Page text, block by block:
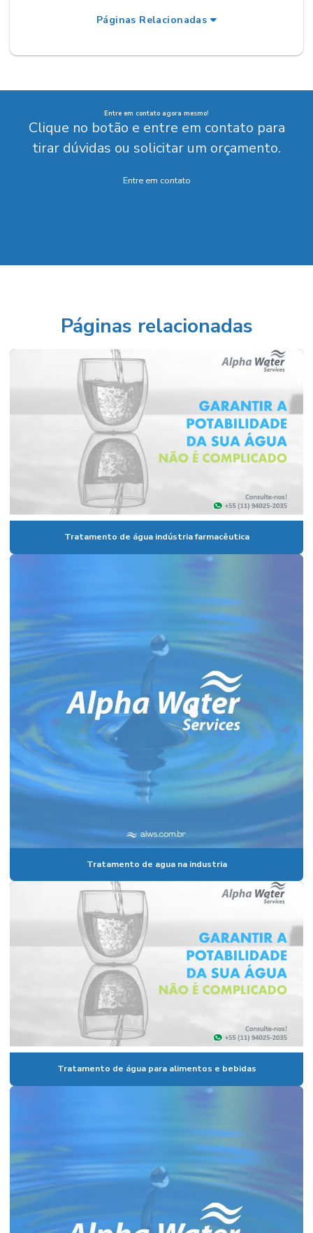
Páginas Relacionadas
Entre em contato agora mesmo!
Clique no botão e entre em contato para
tirar dúvidas ou solicitar um orçamento.
Entre em contato
Páginas relacionadas
Tratamento de água indústria farmacêutica
Tratamento de agua na industria
Tratamento de água para alimentos e bebidas